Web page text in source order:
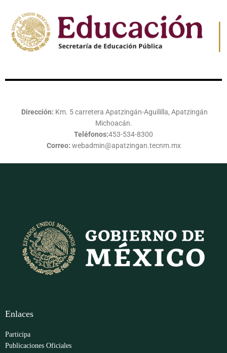
Dirección: Km. 5 carretera Apatzingán-Aguililla, Apatzingán
Michoacán.
Teléfonos:453-534-8300
Correo: webadmin@apatzingan.tecnm.mx
Enlaces
Participa
Publicaciones Oficiales